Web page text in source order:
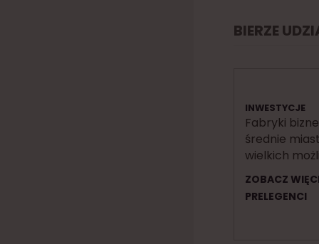
BIERZE
INWESTYCJE
Fabryki
średnie
wielkich
ZOBACZ
PRELEGENCI